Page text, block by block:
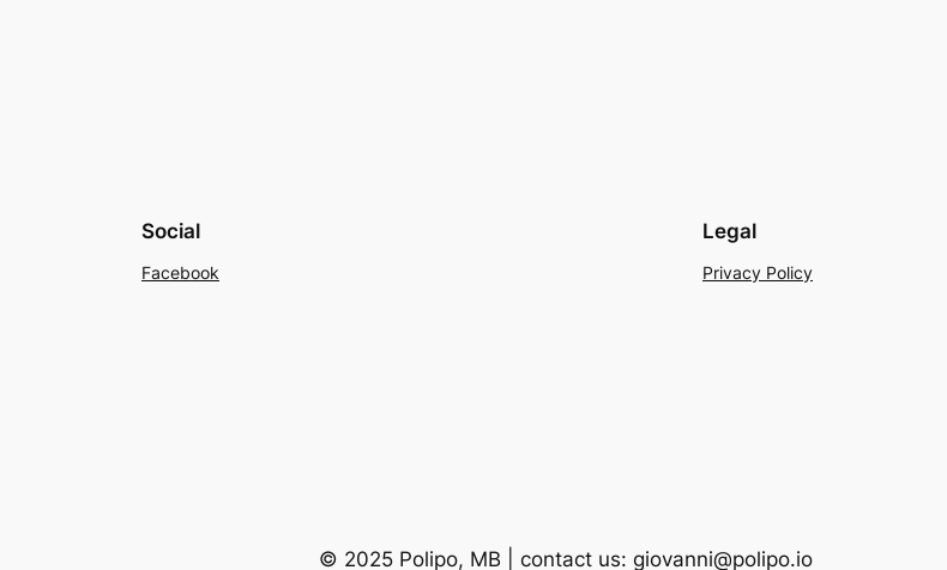
Social
Facebook
Legal
Privacy Policy
© 2025 Polipo, MB | contact us: giovanni@polipo.io